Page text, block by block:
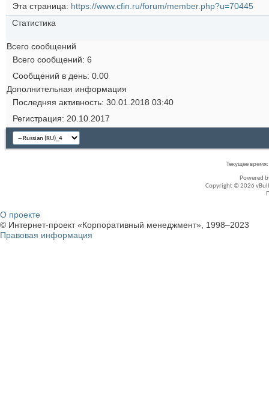
Эта страница
https://www.cfin.ru/forum/member.php?u=70445
Статистика
Всего сообщений
Всего сообщений 6
Сообщений в день 0.00
Дополнительная информация
Последняя активность 30.01.2018 03:40
Регистрация
20.10.2017
Текущее время:
Powered
Copyright © 2026
О проекте
© Интернет-проект «Корпоративный менеджмент», 1998–2023
Правовая информация